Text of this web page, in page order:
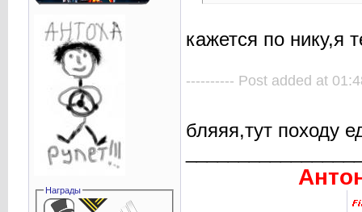
Награды
кажется по нику,я
---------- Post added at
бляяя,тут походу